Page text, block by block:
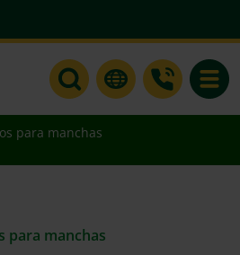
para manchas
para manchas